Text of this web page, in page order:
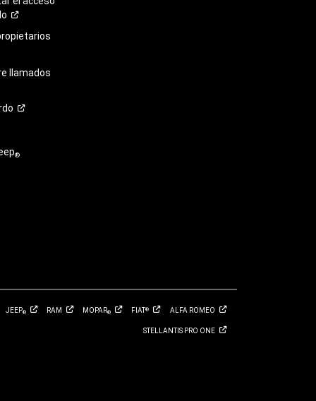
llamados
®
JEEP® RAM MOPAR® FIAT® ALFA ROMEO
STELLANTIS PRO ONE